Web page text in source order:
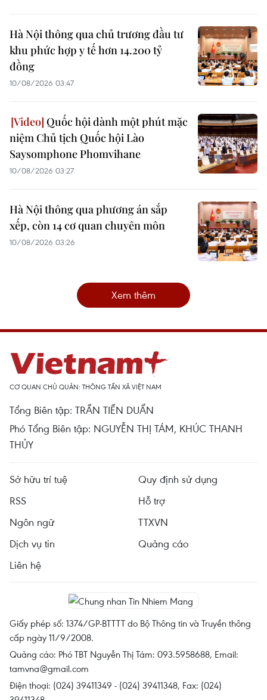
Hà Nội thông qua chủ trương đầu tư
khu phức hợp y tế hơn 14.200 tỷ
đồng
10/08/2026 03:47
Quốc hội dành một phút mặc
niệm Chủ tịch Quốc hội Lào
Saysomphone Phomvihane
10/08/2026 03:27
Hà Nội thông qua phương án sắp
xếp, còn 14 cơ quan chuyên môn
10/08/2026 03:26
Xem thêm
CƠ QUAN CHỦ QUẢN: THÔNG TẤN XÃ VIỆT NAM
Tổng Biên tập: TRẦN TIẾN DUẨN
Phó Tổng Biên tập: NGUYỄN THỊ TÁM, KHÚC THANH
THỦY
Sở hữu trí tuệ
Quy định sử dụng
RSS
Hỗ trợ
Ngôn ngữ
TTXVN
Dịch vụ tin
Quảng cáo
Liên hệ
Giấy phép số: 1374/GP-BTTTT do Bộ Thông tin và Truyền thông
cấp ngày 11/9/2008.
Quảng cáo: Phó TBT Nguyễn Thị Tám: 093.5958688, Email:
tamvna@gmail.com
Điện thoại: (024) 39411349 - (024) 39411348, Fax: (024)